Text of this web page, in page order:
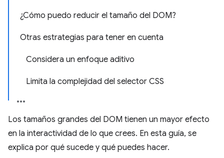
¿Cómo puedo reducir el tamaño del DOM?
Otras estrategias para tener en cuenta
Considera un enfoque aditivo
Limita la complejidad del selector CSS
Los tamaños grandes del DOM tienen un mayor efecto
en la interactividad de lo que crees. En esta guía, se
explica por qué sucede y qué puedes hacer.